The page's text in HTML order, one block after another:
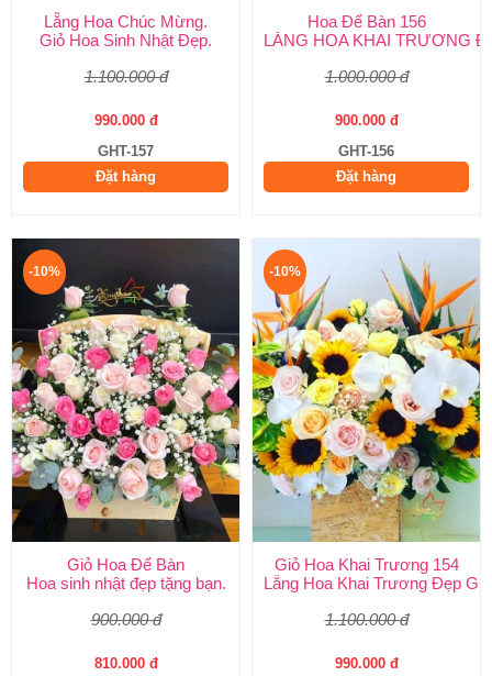
Lẵng Hoa Chúc Mừng.
Giỏ Hoa Sinh Nhật Đẹp.
1.100.000 đ
990.000 đ
GHT-157
Đặt hàng
Hoa Để Bàn 156
LẴNG HOA KHAI TRƯƠNG
1.000.000 đ
900.000 đ
GHT-156
Đặt hàng
-10%
Giỏ Hoa Để Bàn
Hoa sinh nhật đẹp tặng bạn.
900.000 đ
810.000 đ
-10%
Giỏ Hoa Khai Trương 154
Lẵng Hoa Khai Trương Đẹp
1.100.000 đ
990.000 đ